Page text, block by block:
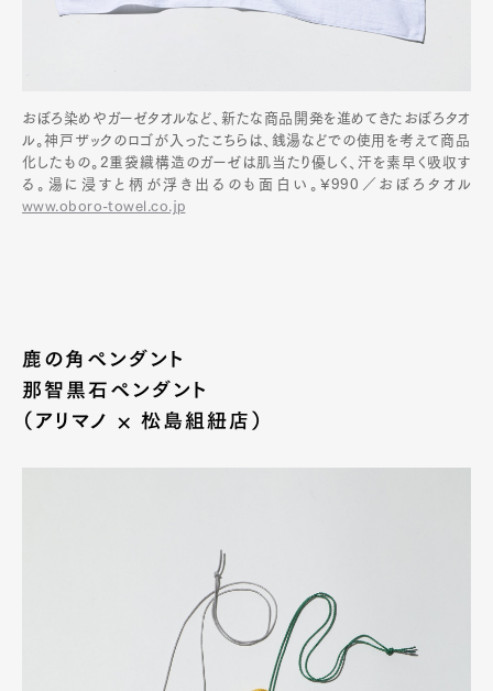
おぼろ染めやガーゼタオルなど、新たな商品開発を進めてきたおぼろタオ
ル。神戸ザックのロゴが入ったこちらは、銭湯などでの使用を考えて商品
化したもの。2重袋織構造のガーゼは肌当たり優しく、汗を素早く吸収す
る。湯に浸すと柄が浮き出るのも面白い。¥990／おぼろタオル
www.oboro-towel.co.jp
鹿の角ペンダント
那智黒石ペンダント
（アリマノ × 松島組紐店）